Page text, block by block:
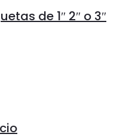
de 1″ 2″ o 3″